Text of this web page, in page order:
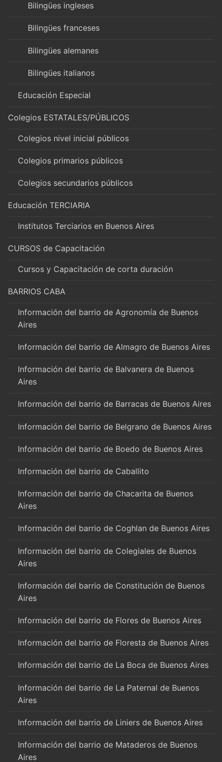
Bilingües ingleses
Bilingües franceses
Bilingües alemanes
Bilingües italianos
Educación Especial
Colegios ESTATALES/PÚBLICOS
Colegios nivel inicial públicos
Colegios primarios públicos
Colegios secundarios públicos
Educación TERCIARIA
Institutos Terciarios en Buenos Aires
CURSOS de Capacitación
Cursos y Capacitación de corta duración
BARRIOS CABA
Información del barrio de Agronomía de Buenos
Aires
Información del barrio de Almagro de Buenos Aires
Información del barrio de Balvanera de Buenos
Aires
Información del barrio de Barracas de Buenos Aires
Información del barrio de Belgrano de Buenos Aires
Información del barrio de Boedo de Buenos Aires
Información del barrio de Caballito
Información del barrio de Chacarita de Buenos
Aires
Información del barrio de Coghlan de Buenos Aires
Información del barrio de Colegiales de Buenos
Aires
Información del barrio de Constitución de Buenos
Aires
Información del barrio de Flores de Buenos Aires
Información del barrio de Floresta de Buenos Aires
Información del barrio de La Boca de Buenos Aires
Información del barrio de La Paternal de Buenos
Aires
Información del barrio de Liniers de Buenos Aires
Información del barrio de Mataderos de Buenos
Aires